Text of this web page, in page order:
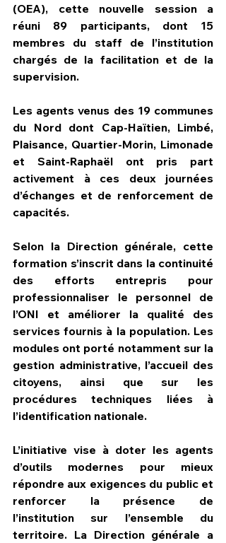
HPN Live
(OEA), cette nouvelle session a
réuni 89 participants, dont 15
membres du staff de l’institution
chargés de la facilitation et de la
supervision.
Les agents venus des 19 communes
du Nord dont Cap-Haïtien, Limbé,
Plaisance, Quartier-Morin, Limonade
et Saint-Raphaël ont pris part
activement à ces deux journées
d’échanges et de renforcement de
capacités.
Selon la Direction générale, cette
formation s’inscrit dans la continuité
des efforts entrepris pour
professionnaliser le personnel de
l’ONI et améliorer la qualité des
services fournis à la population. Les
modules ont porté notamment sur la
gestion administrative, l’accueil des
citoyens, ainsi que sur les
procédures techniques liées à
l’identification nationale.
L’initiative vise à doter les agents
d’outils modernes pour mieux
répondre aux exigences du public et
renforcer la présence de
l’institution sur l’ensemble du
territoire. La Direction générale a